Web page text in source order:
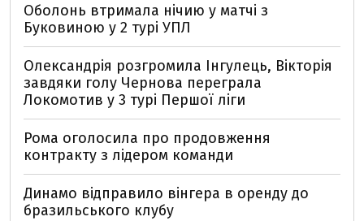
Оболонь втримала нічию у матчі з
Буковиною у 2 турі УПЛ
Олександрія розгромила Інгулець, Вікторія
завдяки голу Чернова переграла
Локомотив у 3 турі Першої ліги
Рома оголосила про продовження
контракту з лідером команди
Динамо відправило вінгера в оренду до
бразильського клубу